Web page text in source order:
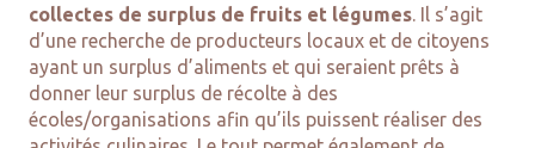
collectes de surplus de fruits et légumes. Il s’agit
d’une recherche de producteurs locaux et de citoyens
ayant un surplus d’aliments et qui seraient prêts à
donner leur surplus de récolte à des
écoles/organisations afin qu’ils puissent réaliser des